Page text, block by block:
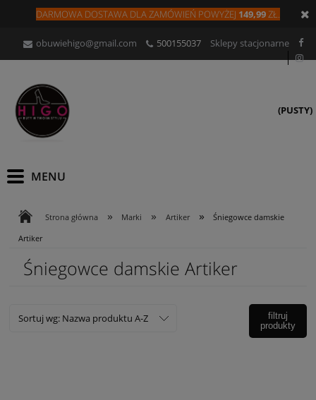
DARMOWA DOSTAWA DLAZAMÓWIEŃ POWYŻEJ 149,99ZŁ.
obuwiehigo@gmail.com 500155037 Sklepy stacjonarne
(PUSTY)
Strona główna » Marki » Artiker »
Śniegowce damskie
Artiker
Śniegowce damskie Artiker
Sortuj wg: Nazwa produktu A-Z
filtruj
produkty